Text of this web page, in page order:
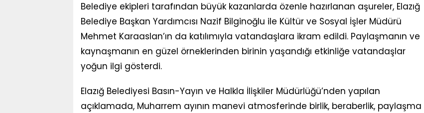
Belediye ekipleri tarafından büyük kazanlarda özenle hazırlanan aşureler, Elazığ
Belediye Başkan Yardımcısı Nazif Bilginoğlu ile Kültür ve Sosyal İşler Müdürü
Mehmet Karaaslan’ın da katılımıyla vatandaşlara ikram edildi. Paylaşmanın ve
kaynaşmanın en güzel örneklerinden birinin yaşandığı etkinliğe vatandaşlar
yoğun ilgi gösterdi.
Elazığ Belediyesi Basın-Yayın ve Halkla İlişkiler Müdürlüğü’nden yapılan
açıklamada, Muharrem ayının manevi atmosferinde birlik, beraberlik, paylaşma